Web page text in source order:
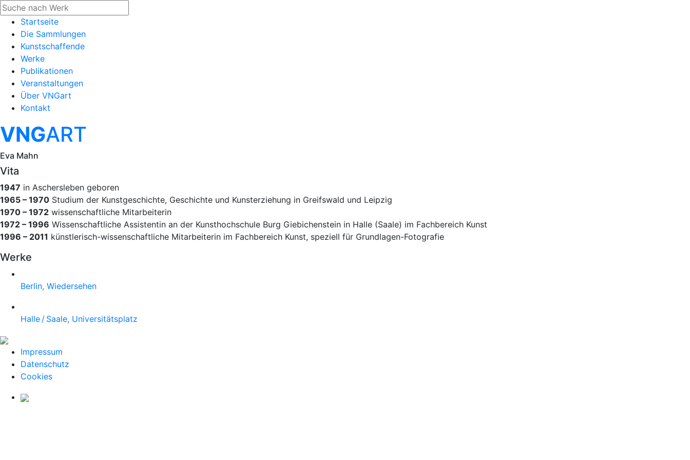
Startseite
Die Sammlungen
Kunstschaffende
Werke
Publikationen
Veranstaltungen
Über VNGart
Kontakt
VNGART
Eva Mahn
Vita
1947 in Aschersleben geboren
1965 – 1970 Studium der Kunstgeschichte, Geschichte und Kunsterziehung in Greifswald und Leipzig
1970 – 1972 wissenschaftliche Mitarbeiterin
1972 – 1996 Wissenschaftliche Assistentin an der Kunsthochschule Burg Giebichenstein in Halle (Saale) im Fachbereich Kunst
1996 – 2011 künstlerisch-wissenschaftliche Mitarbeiterin im Fachbereich Kunst, speziell für Grundlagen-Fotografie
Werke
Berlin, Wiedersehen
Halle / Saale, Universitätsplatz
Impressum
Datenschutz
Cookies